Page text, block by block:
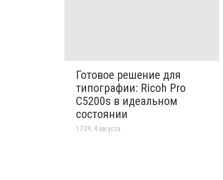
Готовое решение для
типографии: Ricoh Pro
C5200s в идеальном
состоянии
17:09, 4 августа